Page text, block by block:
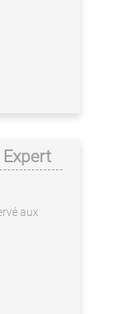
aux